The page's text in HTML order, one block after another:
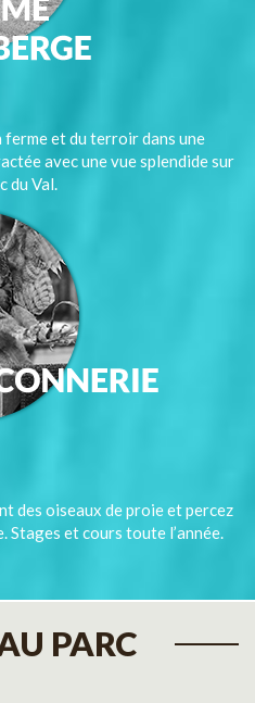
et du terroir dans une
avec une vue splendide sur
du Val.
des oiseaux de proie et percez
Stages et cours toute l’année.
PARC